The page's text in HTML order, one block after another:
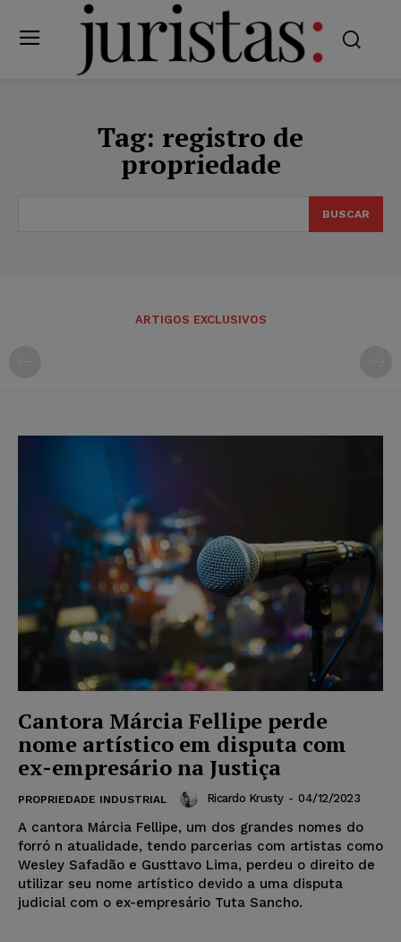
Tag: registro de
propriedade
BUSCAR
ARTIGOS EXCLUSIVOS
Cantora Márcia Fellipe perde
nome artístico em disputa com
ex-empresário na Justiça
PROPRIEDADE INDUSTRIAL Ricardo Krusty - 04/12/2023
A cantora Márcia Fellipe, um dos grandes nomes do
forró n atualidade, tendo parcerias com artistas como
Wesley Safadão e Gusttavo Lima, perdeu o direito de
utilizar seu nome artístico devido a uma disputa
judicial com o ex-empresário Tuta Sancho.